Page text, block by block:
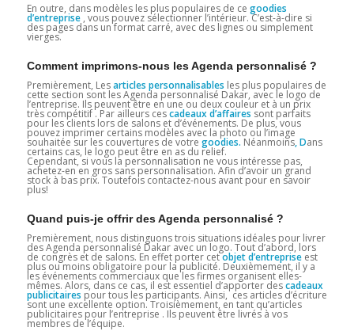
En outre, dans modèles les plus populaires de ce goodies
d’entreprise, vous pouvez sélectionner l’intérieur. C’est-à-dire si
des pages dans un format carré, avec des lignes ou simplement
vierges.
Comment imprimons-nous les Agenda personnalisé ?
Premièrement, Lesarticles personnalisables les plus populaires de
cette section sont les Agenda personnalisé Dakar, avec le logo de
l’entreprise. Ils peuvent être en une ou deux couleur et à un prix
très compétitif . Par ailleurs cescadeaux d’affaires sont parfaits
pour les clients lors de salons et d’événements. De plus, vous
pouvez imprimer certains modèles avec la photo ou l’image
souhaitée sur les couvertures de votre goodies. Néanmoins, Dans
certains cas, le logo peut être en as du relief.
Cependant, si vous la personnalisation ne vous intéresse pas,
achetez-en en gros sans personnalisation. Afin d’avoir un grand
stock à bas prix. Toutefois contactez-nous avant pour en savoir
plus!
Quand puis-je offrir des Agenda personnalisé ?
Premièrement, nous distinguons trois situations idéales pour livrer
des Agenda personnalisé Dakar avec un logo. Tout d’abord, lors
de congrès et de salons. En effet porter cetobjet d’entrepriseest
plus ou moins obligatoire pour la publicité. Deuxièmement, il y a
les événements commerciaux que les firmes organisent elles-
mêmes. Alors, dans ce cas, il est essentiel d’apporter descadeaux
publicitaires pour tous les participants. Ainsi, ces articles d’écriture
sont une excellente option. Troisièmement, en tant qu’articles
publicitaires pour l’entreprise . Ils peuvent être livrés à vos
membres de l’équipe.